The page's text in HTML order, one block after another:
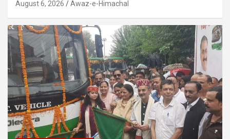
August 6, 2026 Awaz-e-Himachal